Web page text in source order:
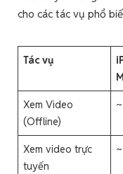
cho các tác vụ phổ
Tác vụ
Xem Video
(Offline)
Xem video trực
tuyến